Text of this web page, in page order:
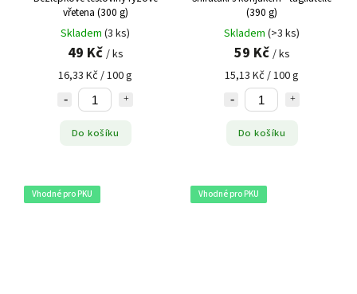
vřetena (300 g)
Skladem (3 ks)
49 Kč / ks
16,33 Kč / 100 g
Do košíku
(390 g)
Skladem (>3 ks)
59 Kč / ks
15,13 Kč / 100 g
Do košíku
Vhodné pro PKU Vhodné pro PKU